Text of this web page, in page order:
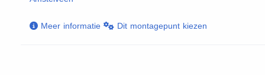
Meer informatie Dit montagepunt kiezen